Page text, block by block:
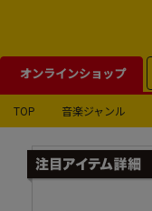
オンラインショップ
TOP 音楽ジャンル